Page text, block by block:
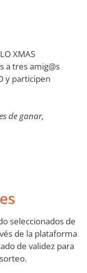
XMAS
a tres amig@s
y participen
de ganar,
seleccionados de
de la plataforma
de validez para